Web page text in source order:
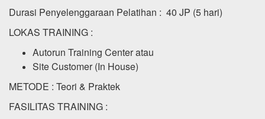
Durasi Penyelenggaraan Pelatihan : 40 JP (5 hari)
LOKAS TRAINING :
Autorun Training Center atau
Site Customer (In House)
METODE : Teori & Praktek
FASILITAS TRAINING :